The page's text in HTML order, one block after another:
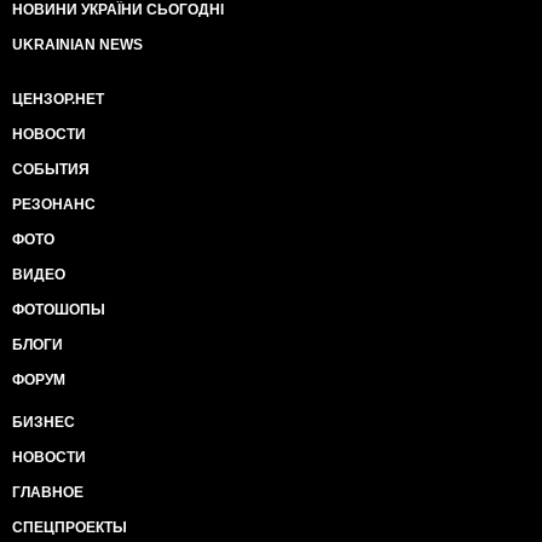
НОВИНИ УКРАЇНИ СЬОГОДНІ
UKRAINIAN NEWS
ЦЕНЗОР.НЕТ
НОВОСТИ
СОБЫТИЯ
РЕЗОНАНС
ФОТО
ВИДЕО
ФОТОШОПЫ
БЛОГИ
ФОРУМ
БИЗНЕС
НОВОСТИ
ГЛАВНОЕ
СПЕЦПРОЕКТЫ